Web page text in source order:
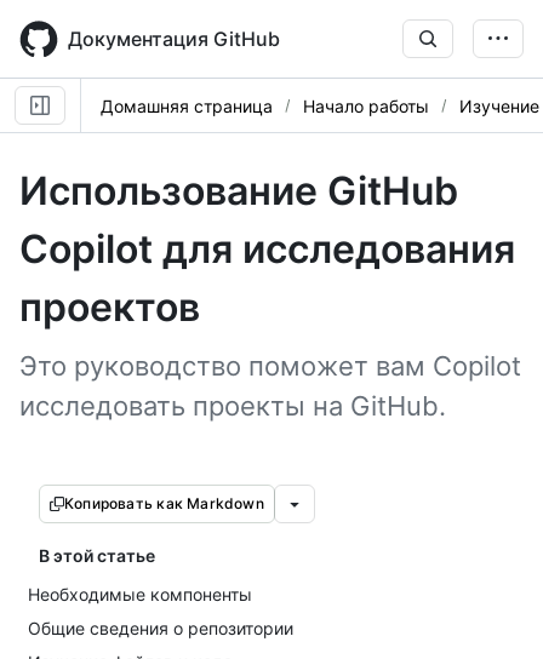
main
content
Документация GitHub
Домашняя страница Начало работы
Использование GitHub
Copilot для исследования
проектов
Это руководство поможет вам Copilot
исследовать проекты на GitHub.
Копировать как Markdown
В этой статье
Необходимые компоненты
Общие сведения о репозитории